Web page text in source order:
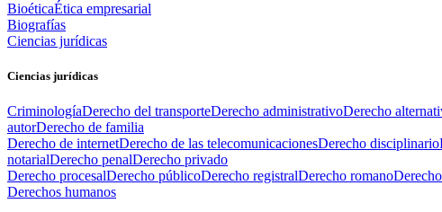
BioéticaÉtica empresarial
Biografías
Ciencias jurídicas
Ciencias jurídicas
CriminologíaDerecho del transporteDerecho administrativoDerecho
autorDerecho de familia
Derecho de internetDerecho de las telecomunicacionesDerecho disciplinario
notarialDerecho penalDerecho privado
Derecho procesalDerecho públicoDerecho registralDerecho romano
Derechos humanos